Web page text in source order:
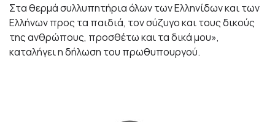
Στα θερμά συλλυπητήρια όλων των Ελληνίδων και των
Ελλήνων προς τα παιδιά, τον σύζυγο και τους δικούς
της ανθρώπους, προσθέτω και τα δικά μου»,
καταλήγει η δήλωση του πρωθυπουργού.